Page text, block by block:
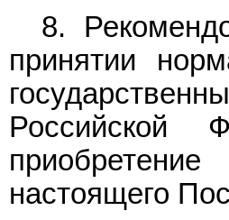
8.
принятии
Российской
настоящего